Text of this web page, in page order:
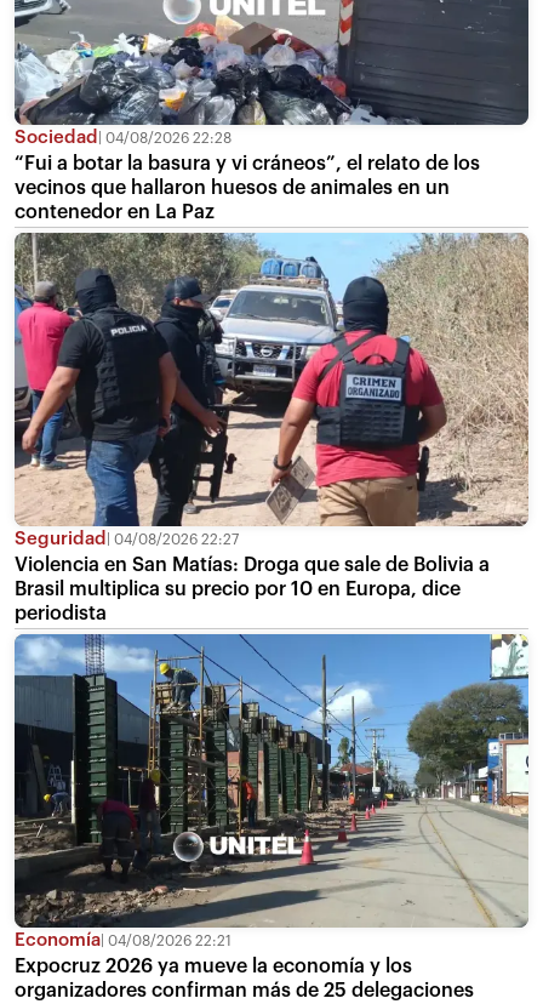
Sociedad 04/08/2026 22:28
“Fui a botar la basura y vi cráneos”, el relato de los
vecinos que hallaron huesos de animales en un
contenedor en La Paz
Seguridad 04/08/2026 22:27
Violencia en San Matías: Droga que sale de Bolivia a
Brasil multiplica su precio por 10 en Europa, dice
periodista
Economía 04/08/2026 22:21
Expocruz 2026 ya mueve la economía y los
organizadores confirman más de 25 delegaciones